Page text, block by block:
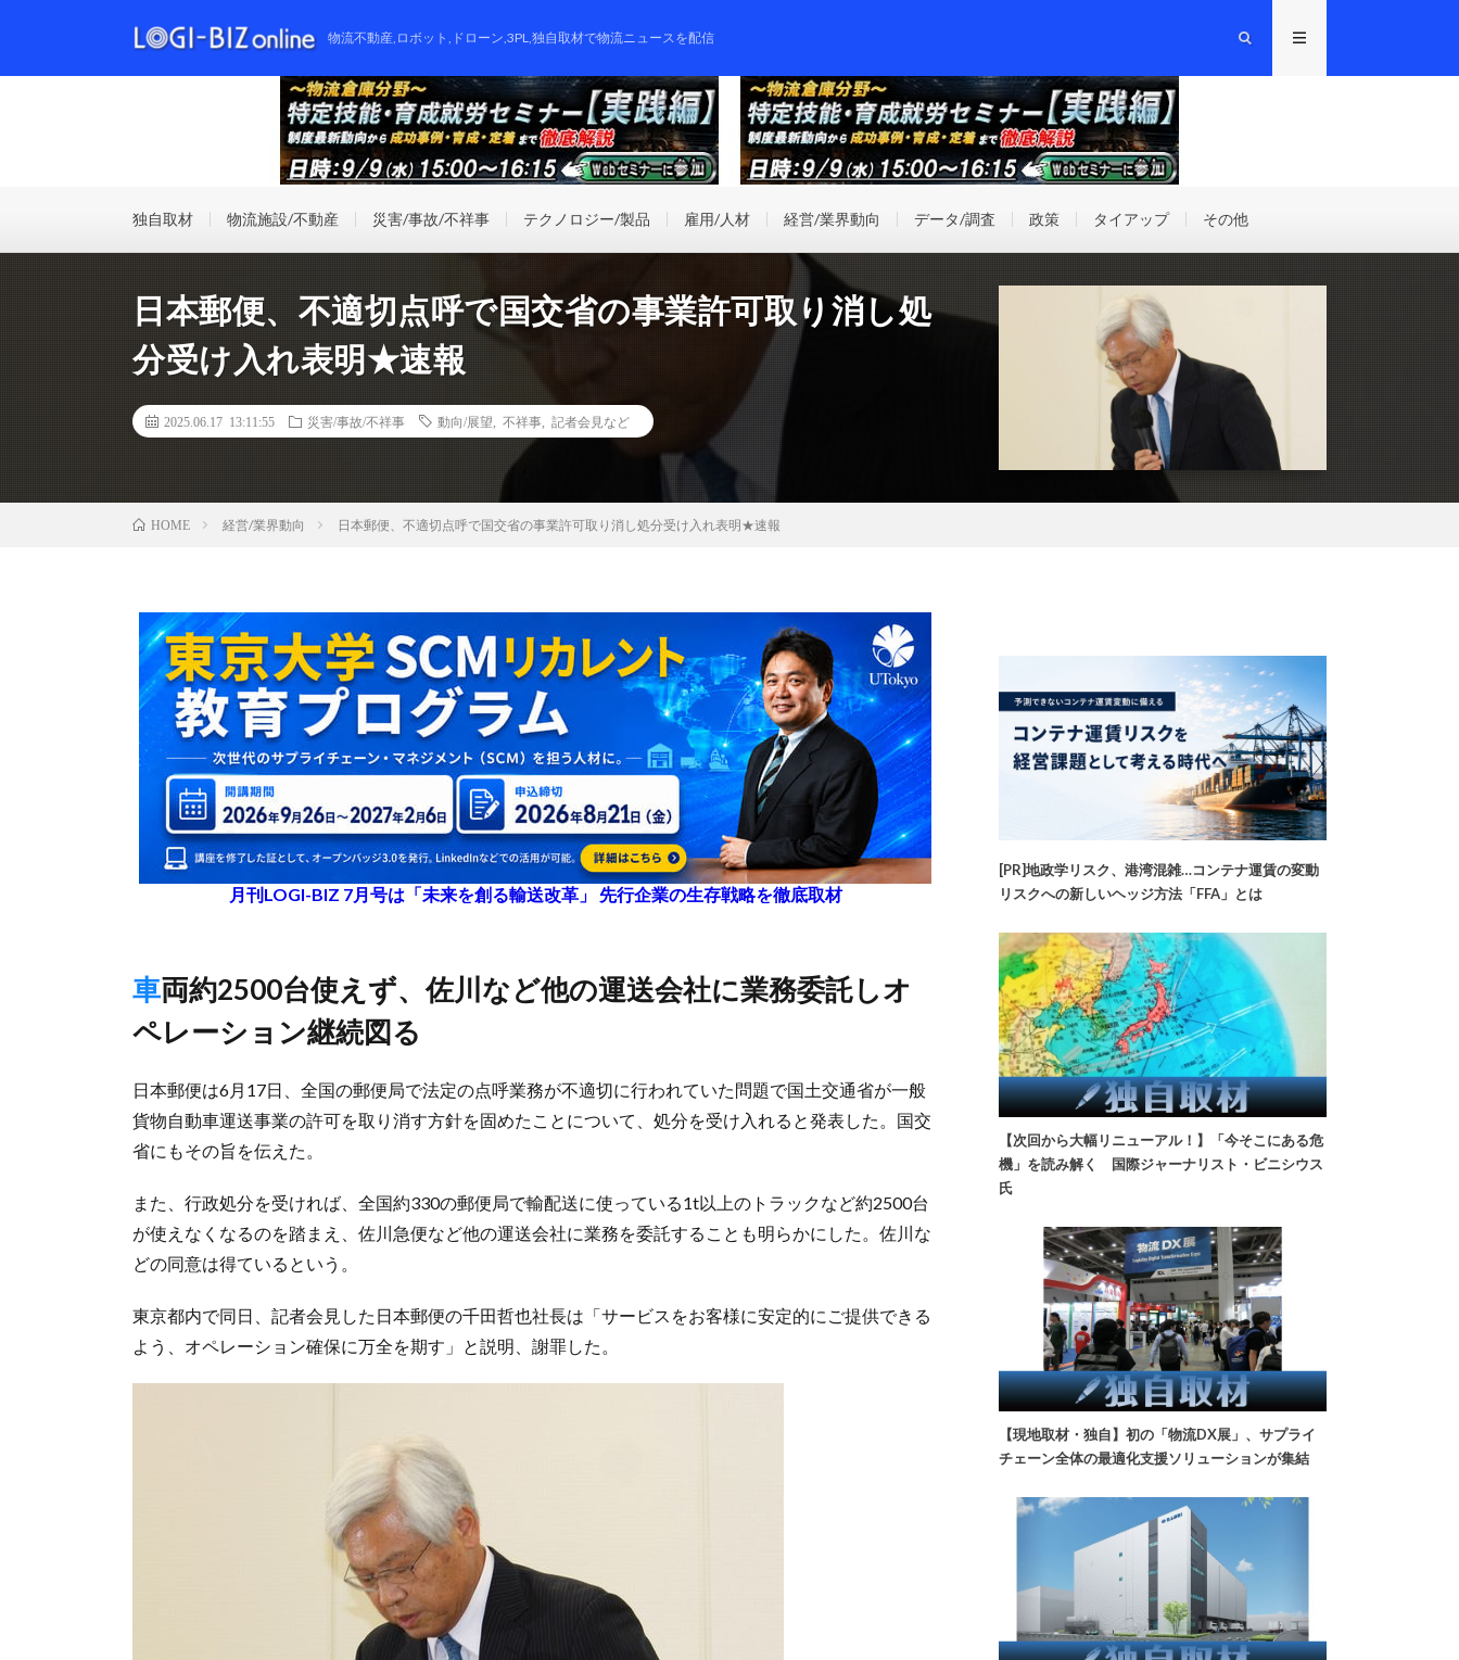
物流不動産,ロボット,ドローン,3PL,独自取材で物流ニュースを配信
独自取材 物流施設/不動産 災害/事故/不祥事 テクノロジー/製品 雇用/人材 経営/業界動向 データ/調査 政策 タイアップ その他
日本郵便、不適切点呼で国交省の事業許可取り消し処
分受け入れ表明★速報
2025.06.17 13:11:55 災害/事故/不祥事 動向/展望 不祥事 記者会見など
HOME 経営/業界動向 日本郵便、不適切点呼で国交省の事業許可取り消し処分受け入れ表明★速報
月刊LOGI-BIZ 7月号は「未来を創る輸送改革」 先行企業の生存戦略を徹底取材
車両約2500台使えず、佐川など他の運送会社に業務委託しオ
ペレーション継続図る
日本郵便は6月17日、全国の郵便局で法定の点呼業務が不適切に行われていた問題で国土交通省が一般
貨物自動車運送事業の許可を取り消す方針を固めたことについて、処分を受け入れると発表した。国交
省にもその旨を伝えた。
また、行政処分を受ければ、全国約330の郵便局で輸配送に使っている1t以上のトラックなど約2500台
が使えなくなるのを踏まえ、佐川急便など他の運送会社に業務を委託することも明らかにした。佐川な
どの同意は得ているという。
東京都内で同日、記者会見した日本郵便の千田哲也社長は「サービスをお客様に安定的にご提供できる
よう、オペレーション確保に万全を期す」と説明、謝罪した。
[PR]地政学リスク、港湾混雑…コンテナ運賃の変動
リスクへの新しいヘッジ方法「FFA」とは
【次回から大幅リニューアル！】「今そこにある危
機」を読み解く 国際ジャーナリスト・ビニシウス
氏
【現地取材・独自】初の「物流DX展」、サプライ
チェーン全体の最適化支援ソリューションが集結